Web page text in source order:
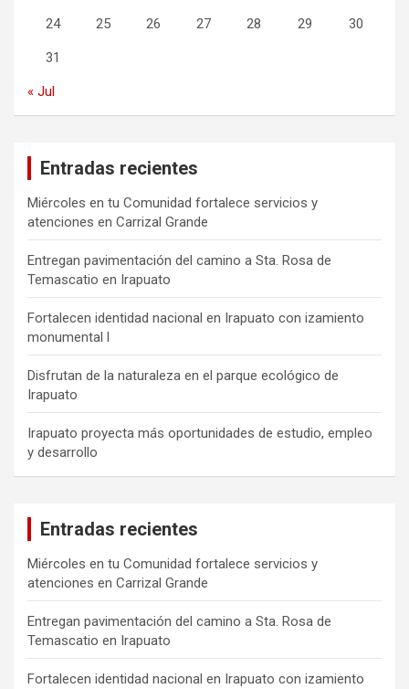
24 25 26 27 28 29 30
31
« Jul
Entradas recientes
Miércoles en tu Comunidad fortalece servicios y
atenciones en Carrizal Grande
Entregan pavimentación del camino a Sta. Rosa de
Temascatio en Irapuato
Fortalecen identidad nacional en Irapuato con izamiento
monumental l
Disfrutan de la naturaleza en el parque ecológico de
Irapuato
Irapuato proyecta más oportunidades de estudio, empleo
y desarrollo
Entradas recientes
Miércoles en tu Comunidad fortalece servicios y
atenciones en Carrizal Grande
Entregan pavimentación del camino a Sta. Rosa de
Temascatio en Irapuato
Fortalecen identidad nacional en Irapuato con izamiento